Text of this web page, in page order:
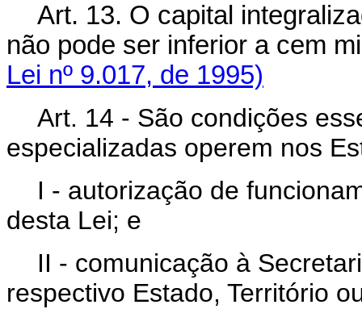
Art. 13. O capital
não pode ser inferior a
Lei nº 9.017, de 1995)
Art. 14 - São condições
especializadas operem nos
I - autorização de
desta Lei; e
II - comunicação à
respectivo Estado, Território